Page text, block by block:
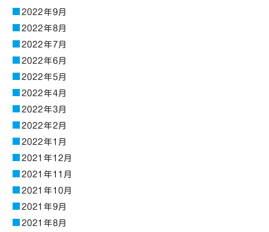
2022年9月
2022年8月
2022年7月
2022年6月
2022年5月
2022年4月
2022年3月
2022年2月
2022年1月
2021年12月
2021年11月
2021年10月
2021年9月
2021年8月